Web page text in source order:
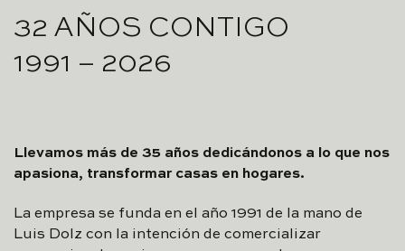
32 AÑOS CONTIGO
1991 – 2026
Llevamos más de 35 años dedicándonos a lo que nos
apasiona, transformar casas en hogares.
La empresa se funda en el año 1991 de la mano de
Luis Dolz con la intención de comercializar